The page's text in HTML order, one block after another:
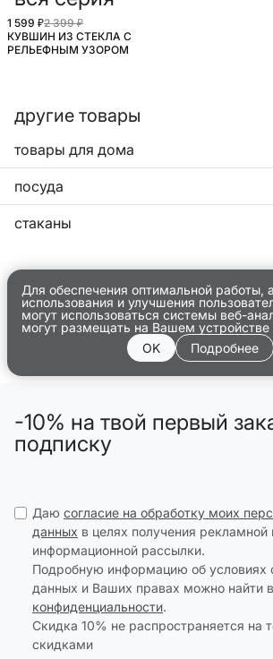
1 599 ₽2 399 ₽
КУВШИН ИЗ СТЕКЛА С
РЕЛЬЕФНЫМ УЗОРОМ
другие товары
товары для дома
посуда
стаканы
Для обеспечения оптимальной работы,
использования и улучшения
могут использоваться системы веб-
могут размещать на Вашем
OK
Подробнее
-10% на твой первый
подписку
Даю согласие на обработку моих
данных в целях получения рекламной
информационной рассылки.
Подробную информацию об условиях
данных и Ваших правах можно найти в
конфиденциальности.
Скидка 10% не распространяется на
скидками